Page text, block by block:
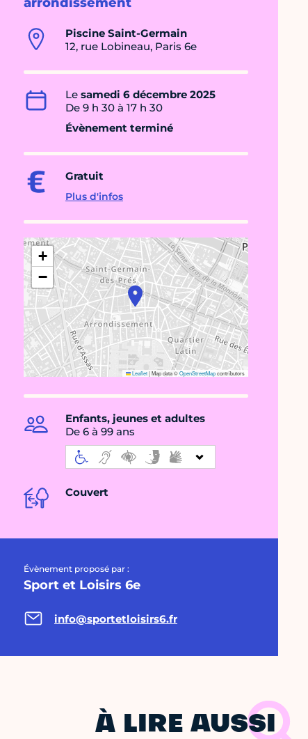
Piscine Saint-Germain
12, rue Lobineau, Paris 6e
Le samedi 6 décembre 2025
De 9 h 30 à 17 h 30
Évènement terminé
Gratuit
Plus d'infos
+
−
Leaflet|Map data ©OpenStreetMapcontributors
Enfants, jeunes et adultes
De 6 à 99 ans
Couvert
Évènement proposé par :
Sport et Loisirs 6e
info@sportetloisirs6.fr
À LIRE AUSSI